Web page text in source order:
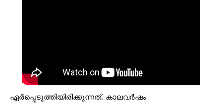
ഏർപ്പെടുത്തിയിരിക്കുന്നത്. കാലവർഷം